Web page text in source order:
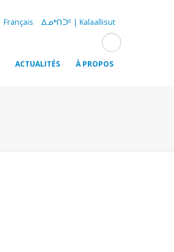
Français ᐃᓄᒃᑎᑐᑦ | Kalaallisut
ACTUALITÉS À PROPOS